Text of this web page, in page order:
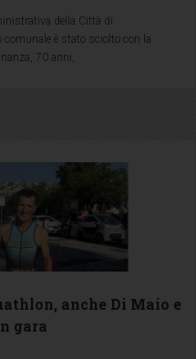
della Città di
è stato sciolto con la
70 anni,
anche Di Maio e
gara